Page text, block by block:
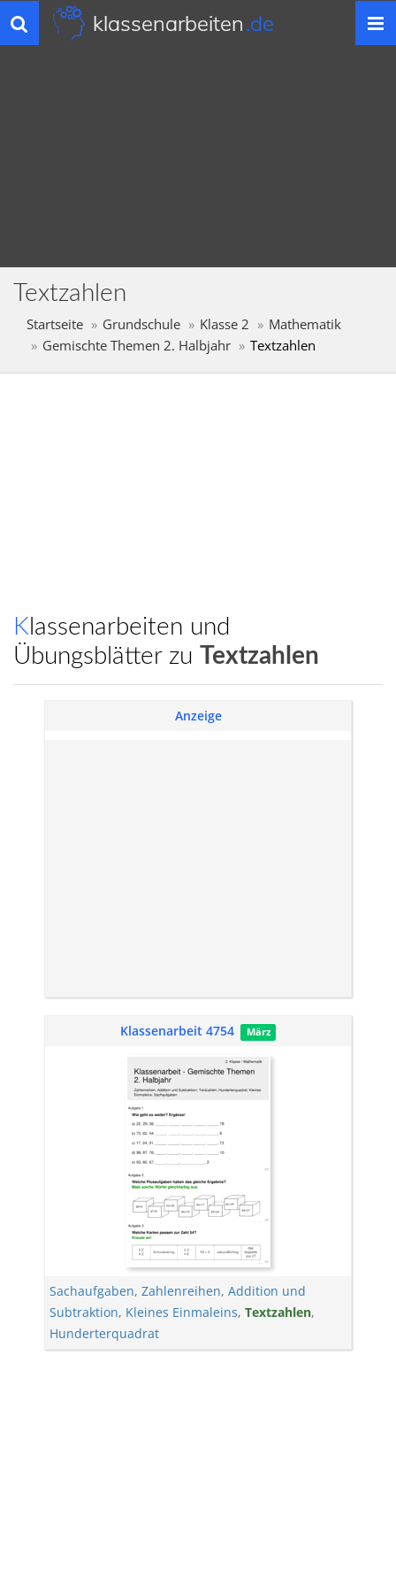
Toggle
navigation
klassenarbeiten.de
Textzahlen
Startseite Grundschule Klasse 2
Mathematik
Gemischte Themen 2. Halbjahr
Textzahlen
Klassenarbeiten und
Übungsblätter zu Textzahlen
Anzeige
Klassenarbeit 4754 März
Sachaufgaben, Zahlenreihen, Addition und
Subtraktion, Kleines Einmaleins, Textzahlen,
Hunderterquadrat